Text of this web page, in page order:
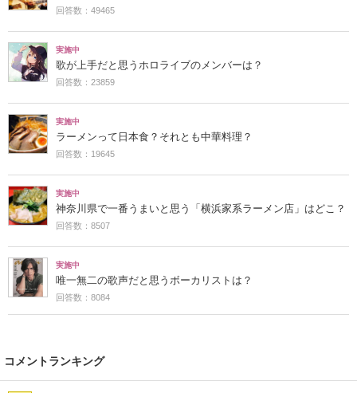
回答数：49465
実施中
歌が上手だと思うホロライブのメンバーは？
回答数：23859
実施中
ラーメンって日本食？それとも中華料理？
回答数：19645
実施中
神奈川県で一番うまいと思う「横浜家系ラーメン店」はどこ？
回答数：8507
実施中
唯一無二の歌声だと思うボーカリストは？
回答数：8084
コメントランキング